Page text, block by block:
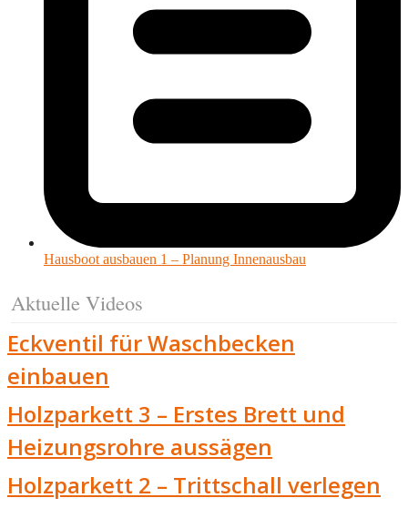
Hausboot ausbauen 1 – Planung Innenausbau
Aktuelle Videos
Eckventil für Waschbecken
einbauen
Holzparkett 3 – Erstes Brett und
Heizungsrohre aussägen
Holzparkett 2 – Trittschall verlegen